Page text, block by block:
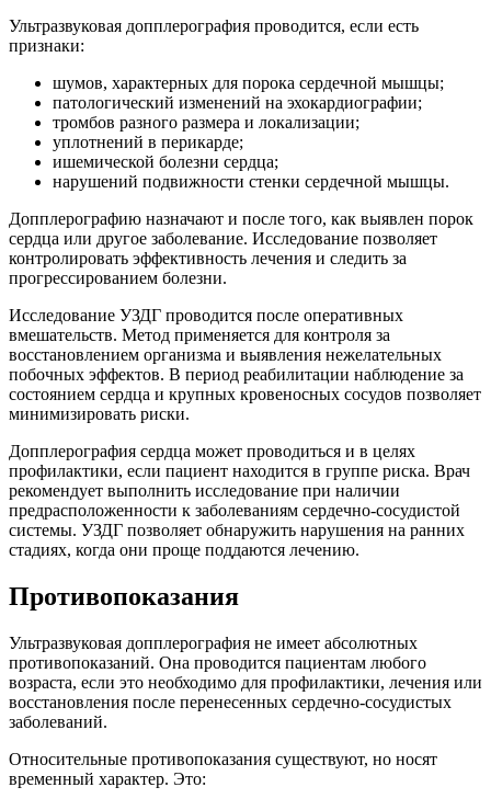
Ультразвуковая допплерография проводится, если есть
признаки:
шумов, характерных для порока сердечной мышцы;
патологический изменений на эхокардиографии;
тромбов разного размера и локализации;
уплотнений в перикарде;
ишемической болезни сердца;
нарушений подвижности стенки сердечной мышцы.
Допплерографию назначают и после того, как выявлен порок
сердца или другое заболевание. Исследование позволяет
контролировать эффективность лечения и следить за
прогрессированием болезни.
Исследование УЗДГ проводится после оперативных
вмешательств. Метод применяется для контроля за
восстановлением организма и выявления нежелательных
побочных эффектов. В период реабилитации наблюдение за
состоянием сердца и крупных кровеносных сосудов позволяет
минимизировать риски.
Допплерография сердца может проводиться и в целях
профилактики, если пациент находится в группе риска. Врач
рекомендует выполнить исследование при наличии
предрасположенности к заболеваниям сердечно-сосудистой
системы. УЗДГ позволяет обнаружить нарушения на ранних
стадиях, когда они проще поддаются лечению.
Противопоказания
Ультразвуковая допплерография не имеет абсолютных
противопоказаний. Она проводится пациентам любого
возраста, если это необходимо для профилактики, лечения или
восстановления после перенесенных сердечно-сосудистых
заболеваний.
Относительные противопоказания существуют, но носят
временный характер. Это: